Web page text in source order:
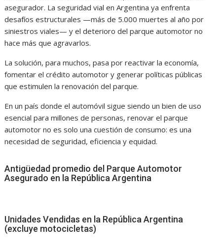
asegurador. La seguridad vial en Argentina ya enfrenta
desafíos estructurales —más de 5.000 muertes al año por
siniestros viales— y el deterioro del parque automotor no
hace más que agravarlos.
La solución, para muchos, pasa por reactivar la economía,
fomentar el crédito automotor y generar políticas públicas
que estimulen la renovación del parque.
En un país donde el automóvil sigue siendo un bien de uso
esencial para millones de personas, renovar el parque
automotor no es solo una cuestión de consumo: es una
necesidad de seguridad, eficiencia y equidad.
Antigüedad promedio del Parque Automotor
Asegurado en la República Argentina
Unidades Vendidas en la República Argentina
(excluye motocicletas)